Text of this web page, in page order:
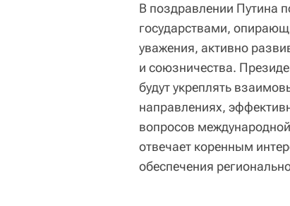
В поздравлении Путина
государствами,
уважения, активно
и союзничества.
будут укреплять
направлениях,
вопросов
отвечает коренным
обеспечения